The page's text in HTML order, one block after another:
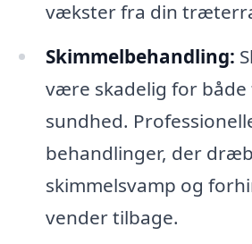
vækster fra din
Skimmelbehandling:
være skadelig for
sundhed.
behandlinger, der
skimmelsvamp og
vender tilbage.